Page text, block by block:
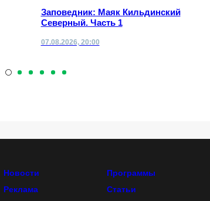
Заповедник: Маяк Кильдинский
Северный. Часть 1
07.08.2026, 20:00
Новости Программы
Реклама
Статьи